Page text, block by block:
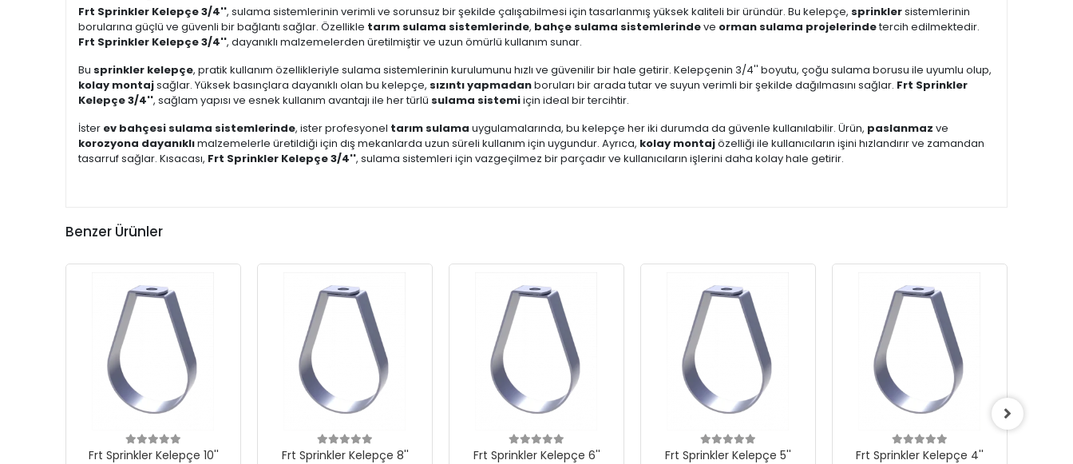
Frt Sprinkler Kelepçe 3/4'', sulama sistemlerinin verimli ve sorunsuz bir şekilde çalışabilmesi için tasarlanmış yüksek kaliteli bir üründür. Bu kelepçe, sprinklersistemlerinin
borularına güçlü ve güvenli bir bağlantı sağlar. Özellikle tarım sulama sistemlerinde, bahçe sulama sistemlerindeve orman sulama projelerindetercih edilmektedir.
Frt Sprinkler Kelepçe 3/4'', dayanıklı malzemelerden üretilmiştir ve uzun ömürlü kullanım sunar.
Bu sprinkler kelepçe, pratik kullanım özellikleriyle sulama sistemlerinin kurulumunu hızlı ve güvenilir bir hale getirir. Kelepçenin 3/4'' boyutu, çoğu sulama borusu ile uyumlu olup,
kolay montajsağlar. Yüksek basınçlara dayanıklı olan bu kelepçe, sızıntı yapmadanboruları bir arada tutar ve suyun verimli bir şekilde dağılmasını sağlar. Frt Sprinkler
Kelepçe 3/4'', sağlam yapısı ve esnek kullanım avantajı ile her türlü sulama sistemiiçin ideal bir tercihtir.
İster ev bahçesi sulama sistemlerinde, ister profesyonel tarım sulama uygulamalarında, bu kelepçe her iki durumda da güvenle kullanılabilir. Ürün, paslanmaz ve
korozyona dayanıklımalzemelerle üretildiği için dış mekanlarda uzun süreli kullanım için uygundur. Ayrıca, kolay montajözelliği ile kullanıcıların işini hızlandırır ve zamandan
tasarruf sağlar. Kısacası, Frt Sprinkler Kelepçe 3/4'', sulama sistemleri için vazgeçilmez bir parçadır ve kullanıcıların işlerini daha kolay hale getirir.
Benzer Ürünler
Frt Sprinkler Kelepçe 10'' Frt Sprinkler Kelepçe 8'' Frt Sprinkler Kelepçe 6'' Frt Sprinkler Kelepçe 5'' Frt Sprinkler Kelepçe 4''